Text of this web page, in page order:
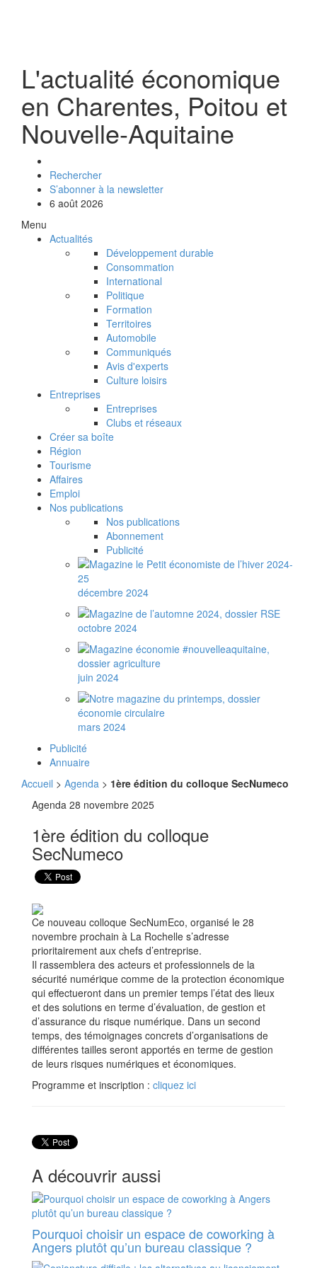
L'actualité économique
en Charentes, Poitou et
Nouvelle-Aquitaine
Rechercher
S’abonner à la newsletter
6 août 2026
Menu
Actualités
Développement durable
Consommation
International
Politique
Formation
Territoires
Automobile
Communiqués
Avis d'experts
Culture loisirs
Entreprises
Entreprises
Clubs et réseaux
Créer sa boîte
Région
Tourisme
Affaires
Emploi
Nos publications
Nos publications
Abonnement
Publicité
décembre 2024
octobre 2024
juin 2024
mars 2024
Publicité
Annuaire
Accueil > Agenda > 1ère édition du colloque SecNumeco
Agenda 28 novembre 2025
1ère édition du colloque
SecNumeco
Ce nouveau colloque SecNumEco, organisé le 28
novembre prochain à La Rochelle s’adresse
prioritairement aux chefs d’entreprise.
Il rassemblera des acteurs et professionnels de la
sécurité numérique comme de la protection économique
qui effectueront dans un premier temps l’état des lieux
et des solutions en terme d’évaluation, de gestion et
d’assurance du risque numérique. Dans un second
temps, des témoignages concrets d’organisations de
différentes tailles seront apportés en terme de gestion
de leurs risques numériques et économiques.
Programme et inscription : cliquez ici
A découvrir aussi
Pourquoi choisir un espace de coworking à
Angers plutôt qu’un bureau classique ?